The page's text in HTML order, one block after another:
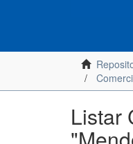
Listar